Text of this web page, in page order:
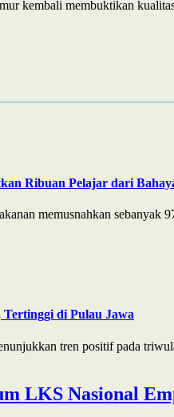
kembali membuktikan
Ribuan Pelajar dari
memusnahkan sebanyak
di Pulau Jawa
tren positif pada
LKS Nasional